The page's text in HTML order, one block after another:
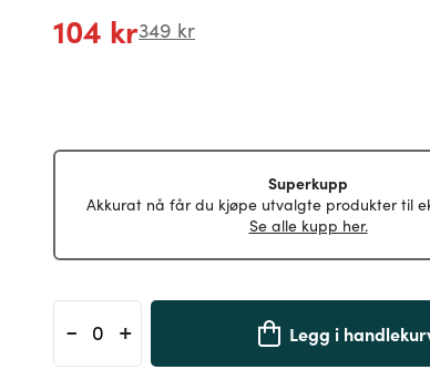
104 kr349 kr
Superkupp
Akkurat nå får du kjøpe utvalgte produkter til
Se alle kupp her.
- + Legg i